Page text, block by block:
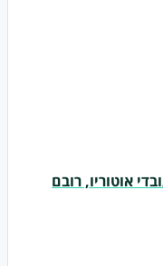
ארמיס מפטרת 45 מעובדי אוטוריו, רובם